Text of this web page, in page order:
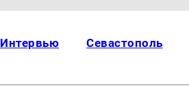
Интервью Севастополь